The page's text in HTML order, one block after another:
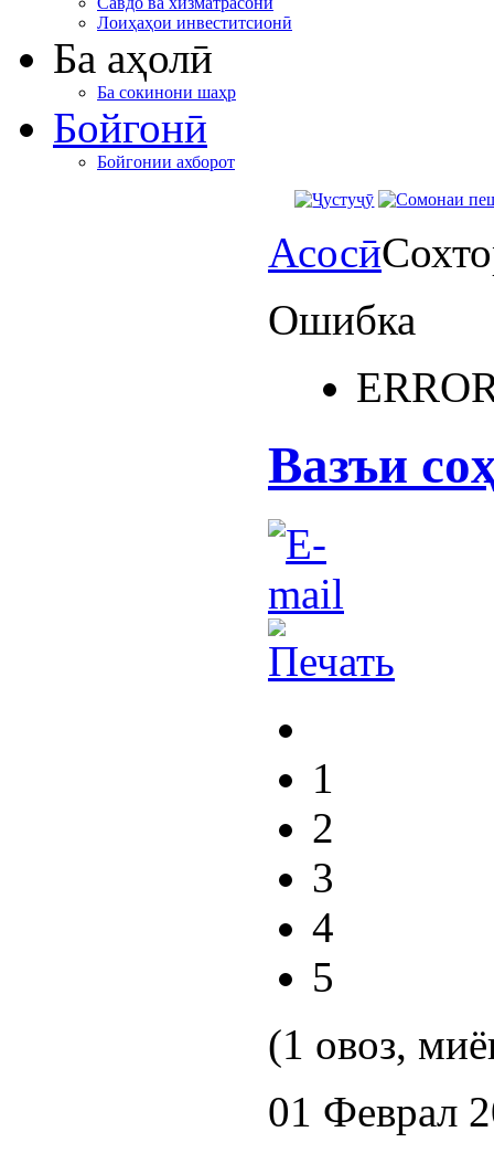
Лоиҳаҳои инвеститсионӣ
Ба аҳолӣ
Ба сокинони шаҳр
Бойгонӣ
Бойгонии ахборот
Асосӣ
Ошибка
Вазъи
1
2
3
4
5
(1 овоз,
01 Феврал